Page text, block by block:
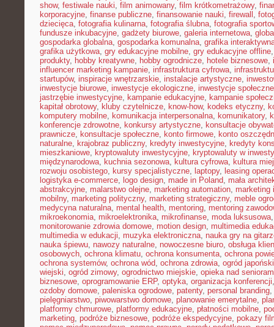
show, festiwale nauki, film animowany, film krótkometrażowy,
korporacyjne, finanse publiczne, finansowanie nauki, firewall ,
dziecięca, fotografia kulinarna, fotografia ślubna, fotografia
fundusze inkubacyjne, gadżety biurowe, galeria internetowa,
gospodarka globalna, gospodarka komunalna, grafika
grafika użytkowa, gry edukacyjne mobilne, gry edukacyjne offline
produkty, hobby kreatywne, hobby ogrodnicze, hotele biznesowe,
influencer marketing kampanie, infrastruktura cyfrowa,
startupów, inspiracje wnętrzarskie, instalacje artystyczne,
inwestycje biurowe, inwestycje ekologiczne, inwestycje społeczne
jastrzębie inwestycyjne, kampanie edukacyjne, kampanie
kapitał obrotowy, kluby czytelnicze, know-how, kodeks etyczny,
komputery mobilne, komunikacja interpersonalna, komunikatory,
konferencje zdrowotne, konkursy artystyczne, konsultacje
prawnicze, konsultacje społeczne, konto firmowe, konto
naturalne, krajobraz publiczny, kredyty inwestycyjne, kredyty
mieszkaniowe, kryptowaluty inwestycyjne, kryptowaluty w
międzynarodowa, kuchnia sezonowa, kultura cyfrowa, kultura
rozwoju osobistego, kursy specjalistyczne, laptopy, leasing
logistyka e-commerce, logo design, made in Poland, mała
abstrakcyjne, malarstwo olejne, marketing automation, marketing
mobilny, marketing polityczny, marketing strategiczny, meble
medycyna naturalna, mental health, mentoring, mentoring
mikroekonomia, mikroelektronika, mikrofinanse, moda luksusowa
monitorowanie zdrowia domowe, motion design, multimedia
multimedia w edukacji, muzyka elektroniczna, nauka gry na
nauka śpiewu, nawozy naturalne, nowoczesne biuro, obsługa
osobowych, ochrona klimatu, ochrona konsumenta, ochrona
ochrona systemów, ochrona wód, ochrona zdrowia, ogród japoński
wiejski, ogród zimowy, ogrodnictwo miejskie, opieka nad
biznesowe, oprogramowanie ERP, optyka, organizacja konferencji
ozdoby domowe, paleniska ogrodowe, patenty, personal branding,
pielęgniarstwo, piwowarstwo domowe, planowanie emerytalne,
platformy chmurowe, platformy edukacyjne, płatności mobilne,
marketing, podróże biznesowe, podróże ekspedycyjne, pokazy